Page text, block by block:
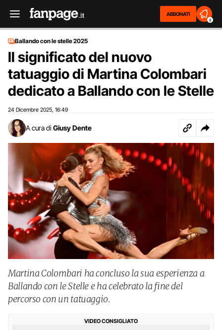
ABBONATI
2
Ballando con le stelle 2025
Il significato del nuovo
tatuaggio di Martina Colombari
dedicato a Ballando con le Stelle
24 Dicembre 2025 16:49
A cura di Giusy Dente
Martina Colombari ha concluso la sua esperienza a
Ballando con le Stelle e ha celebrato la fine del
percorso con un tatuaggio.
VIDEO CONSIGLIATO